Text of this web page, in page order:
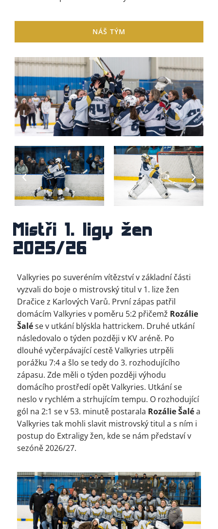
NÁŠ TÝM
Mistři 1. ligy žen
2025/26
Valkyries po suveréním vítězství v základní části
vyzvali do boje o mistrovský titul v 1. lize žen
Dračice z Karlových Varů. První zápas patřil
domácím Valkyries v poměru 5:2 přičemž Rozálie
Šalése v utkání blýskla hattrickem. Druhé utkání
následovalo o týden později v KV aréně. Po
dlouhé vyčerpávající cestě Valkyries utrpěli
porážku 7:4 a šlo se tedy do 3. rozhodujícího
zápasu. Zde měli o týden později výhodu
domácího prostředí opět Valkyries. Utkání se
neslo v rychlém a strhujícím tempu. O rozhodující
gól na 2:1 se v 53. minutě postarala Rozálie Šaléa
Valkyries tak mohli slavit mistrovský titul a s ním i
postup do Extraligy žen, kde se nám představí v
sezóně 2026/27.